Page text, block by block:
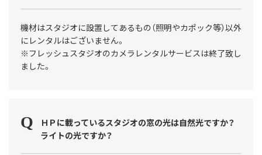
機材はスタジオに設置してあるもの（照明やカポック等）以外
にレンタルはございません。
※フレッシュスタジオのカメラレンタルサービスは終了致し
ました。
ＨＰに載っているスタジオの窓の光は自然光ですか？
ライトの光ですか？